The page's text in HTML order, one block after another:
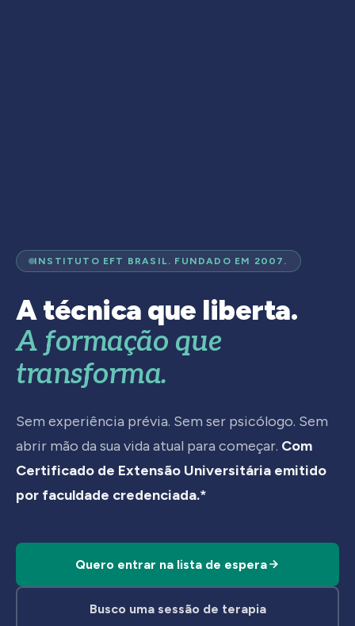
INSTITUTO EFT BRASIL. FUNDADO EM 2007.
A técnica que liberta.
A formação que
transforma.
Sem experiência prévia. Sem ser psicólogo. Sem
abrir mão da sua vida atual para começar. Com
Certificado de Extensão Universitária emitido
por faculdade credenciada.*
Quero entrar na lista de espera
Busco uma sessão de terapia